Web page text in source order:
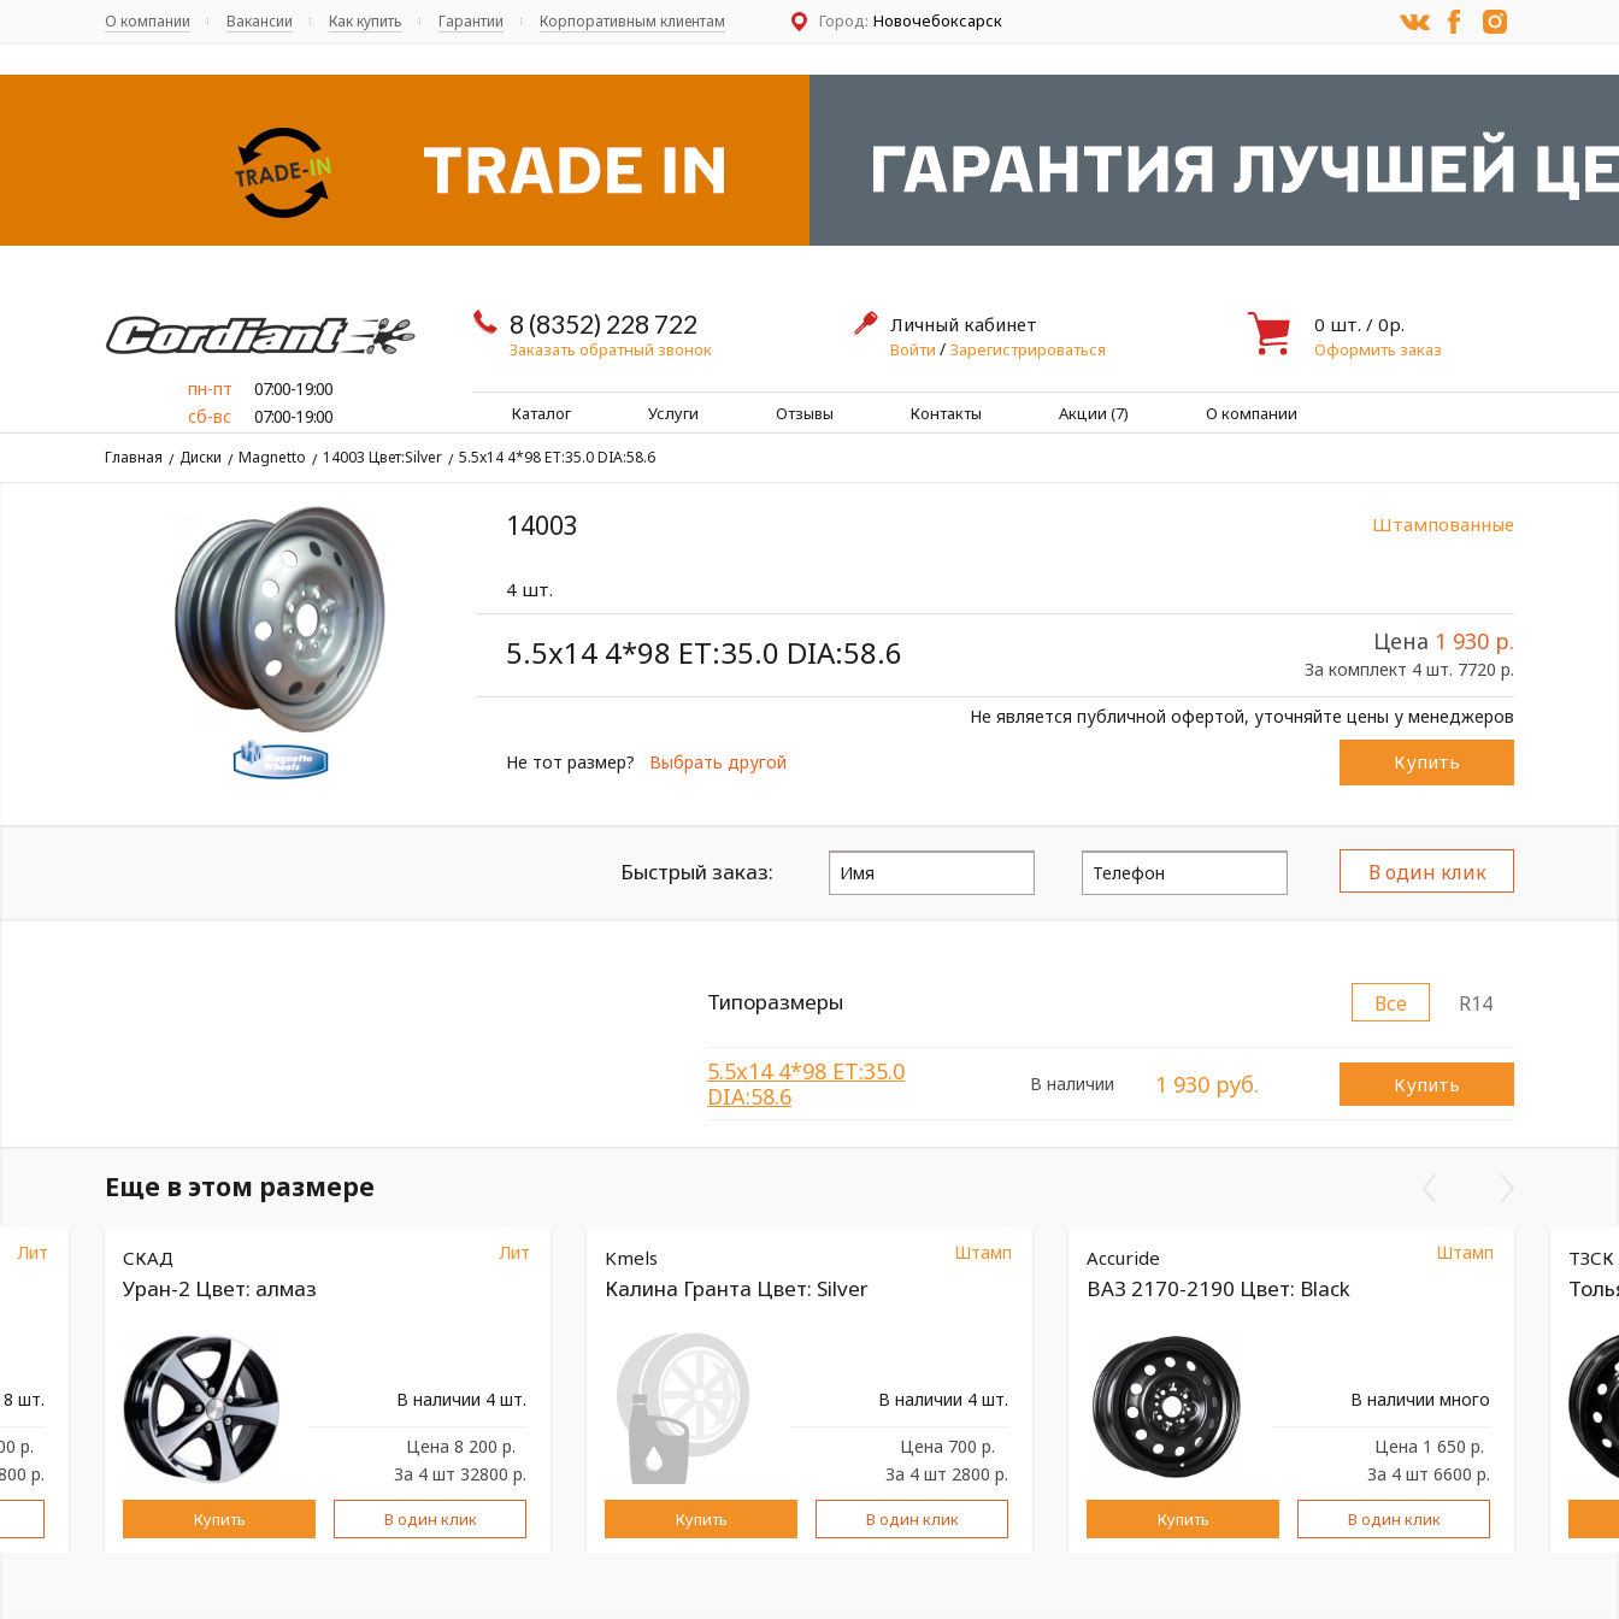
О компании Вакансии Как купить Гарантии Корпоративным клиентам Город: Новочебоксарск
пн-пт
07:00-19:00
сб-вс
07:00-19:00
8 (8352) 228 722
Заказать обратный звонок
Личный кабинет
Войти / Зарегистрироваться
0 шт. / 0р.
Оформить заказ
Каталог Услуги Отзывы Контакты Акции (7) О компании
Главная / Диски / Magnetto / 14003 Цвет:Silver / 5.5x14 4*98 ET:35.0 DIA:58.6
14003 Штампованные
4 шт.
5.5x14 4*98 ET:35.0 DIA:58.6 Цена 1 930 р.
За комплект 4 шт. 7720 р.
Не является публичной офертой, уточняйте цены у менеджеров
Не тот размер?
Выбрать другой Купить
Быстрый заказ: В один клик
Типоразмеры Все R14
5.5x14 4*98 ET:35.0
DIA:58.6
В наличии 1 930 руб. Купить
Еще в этом размере
Лит
шт.
р.
р.
Лит
СКАД
Уран-2 Цвет: алмаз
В наличии 4 шт.
Цена 8 200 р.
За 4 шт 32800 р.
Купить В один клик
Штамп
Kmels
Калина Гранта Цвет: Silver
В наличии 4 шт.
Цена 700 р.
За 4 шт 2800 р.
Купить В один клик
Штамп
Accuride
ВАЗ 2170-2190 Цвет: Black
В наличии много
Цена 1 650 р.
За 4 шт 6600 р.
Купить В один клик
ТЗСК